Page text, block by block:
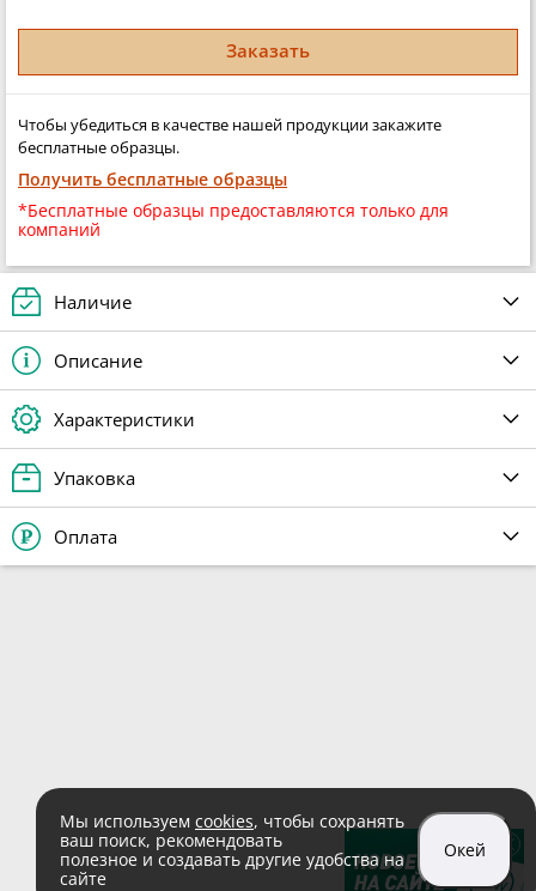
Заказать
Чтобы убедиться в качестве нашей продукции закажите
бесплатные образцы.
Получить бесплатные образцы
*Бесплатные образцы предоставляются только для
компаний
Наличие
Описание
Характеристики
Упаковка
Оплата
Мы используем cookies, чтобы сохранять
ваш поиск, рекомендовать
полезное и создавать другие удобства на
сайте
Окей